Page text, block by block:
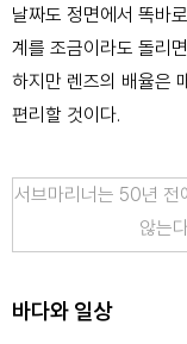
날짜도 정면에서 똑바
계를 조금이라도 돌리
하지만 렌즈의 배율은
편리할 것이다.
서브마리너는 50년 전
않는
바다와 일상